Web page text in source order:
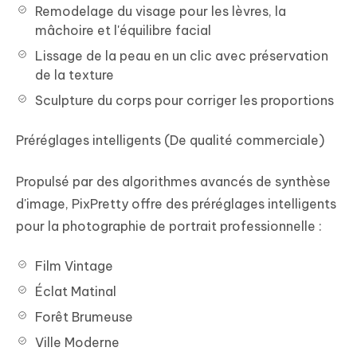
Remodelage du visage pour les lèvres, la
mâchoire et l'équilibre facial
Lissage de la peau en un clic avec préservation
de la texture
Sculpture du corps pour corriger les proportions
Préréglages intelligents (De qualité commerciale)
Propulsé par des algorithmes avancés de synthèse
d'image, PixPretty offre des préréglages intelligents
pour la photographie de portrait professionnelle :
Film Vintage
Éclat Matinal
Forêt Brumeuse
Ville Moderne